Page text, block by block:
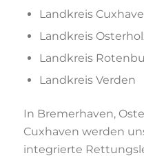
Landkreis
Landkreis
Landkreis
Landkreis Verden
In Bremerhaven,
Cuxhaven werden
integrierte